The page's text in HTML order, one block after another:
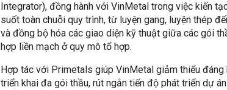
Integrator), đồng hành với VinMetal trong việc kiến
suốt toàn chuỗi quy trình, từ luyện gang, luyện thép
và đồng bộ hóa các giao diện kỹ thuật giữa các gói
hợp liền mạch ở quy mô tổ hợp.
Hợp tác với Primetals giúp VinMetal giảm thiểu
triển khai đa gói thầu, rút ngắn tiến độ phát triển dự